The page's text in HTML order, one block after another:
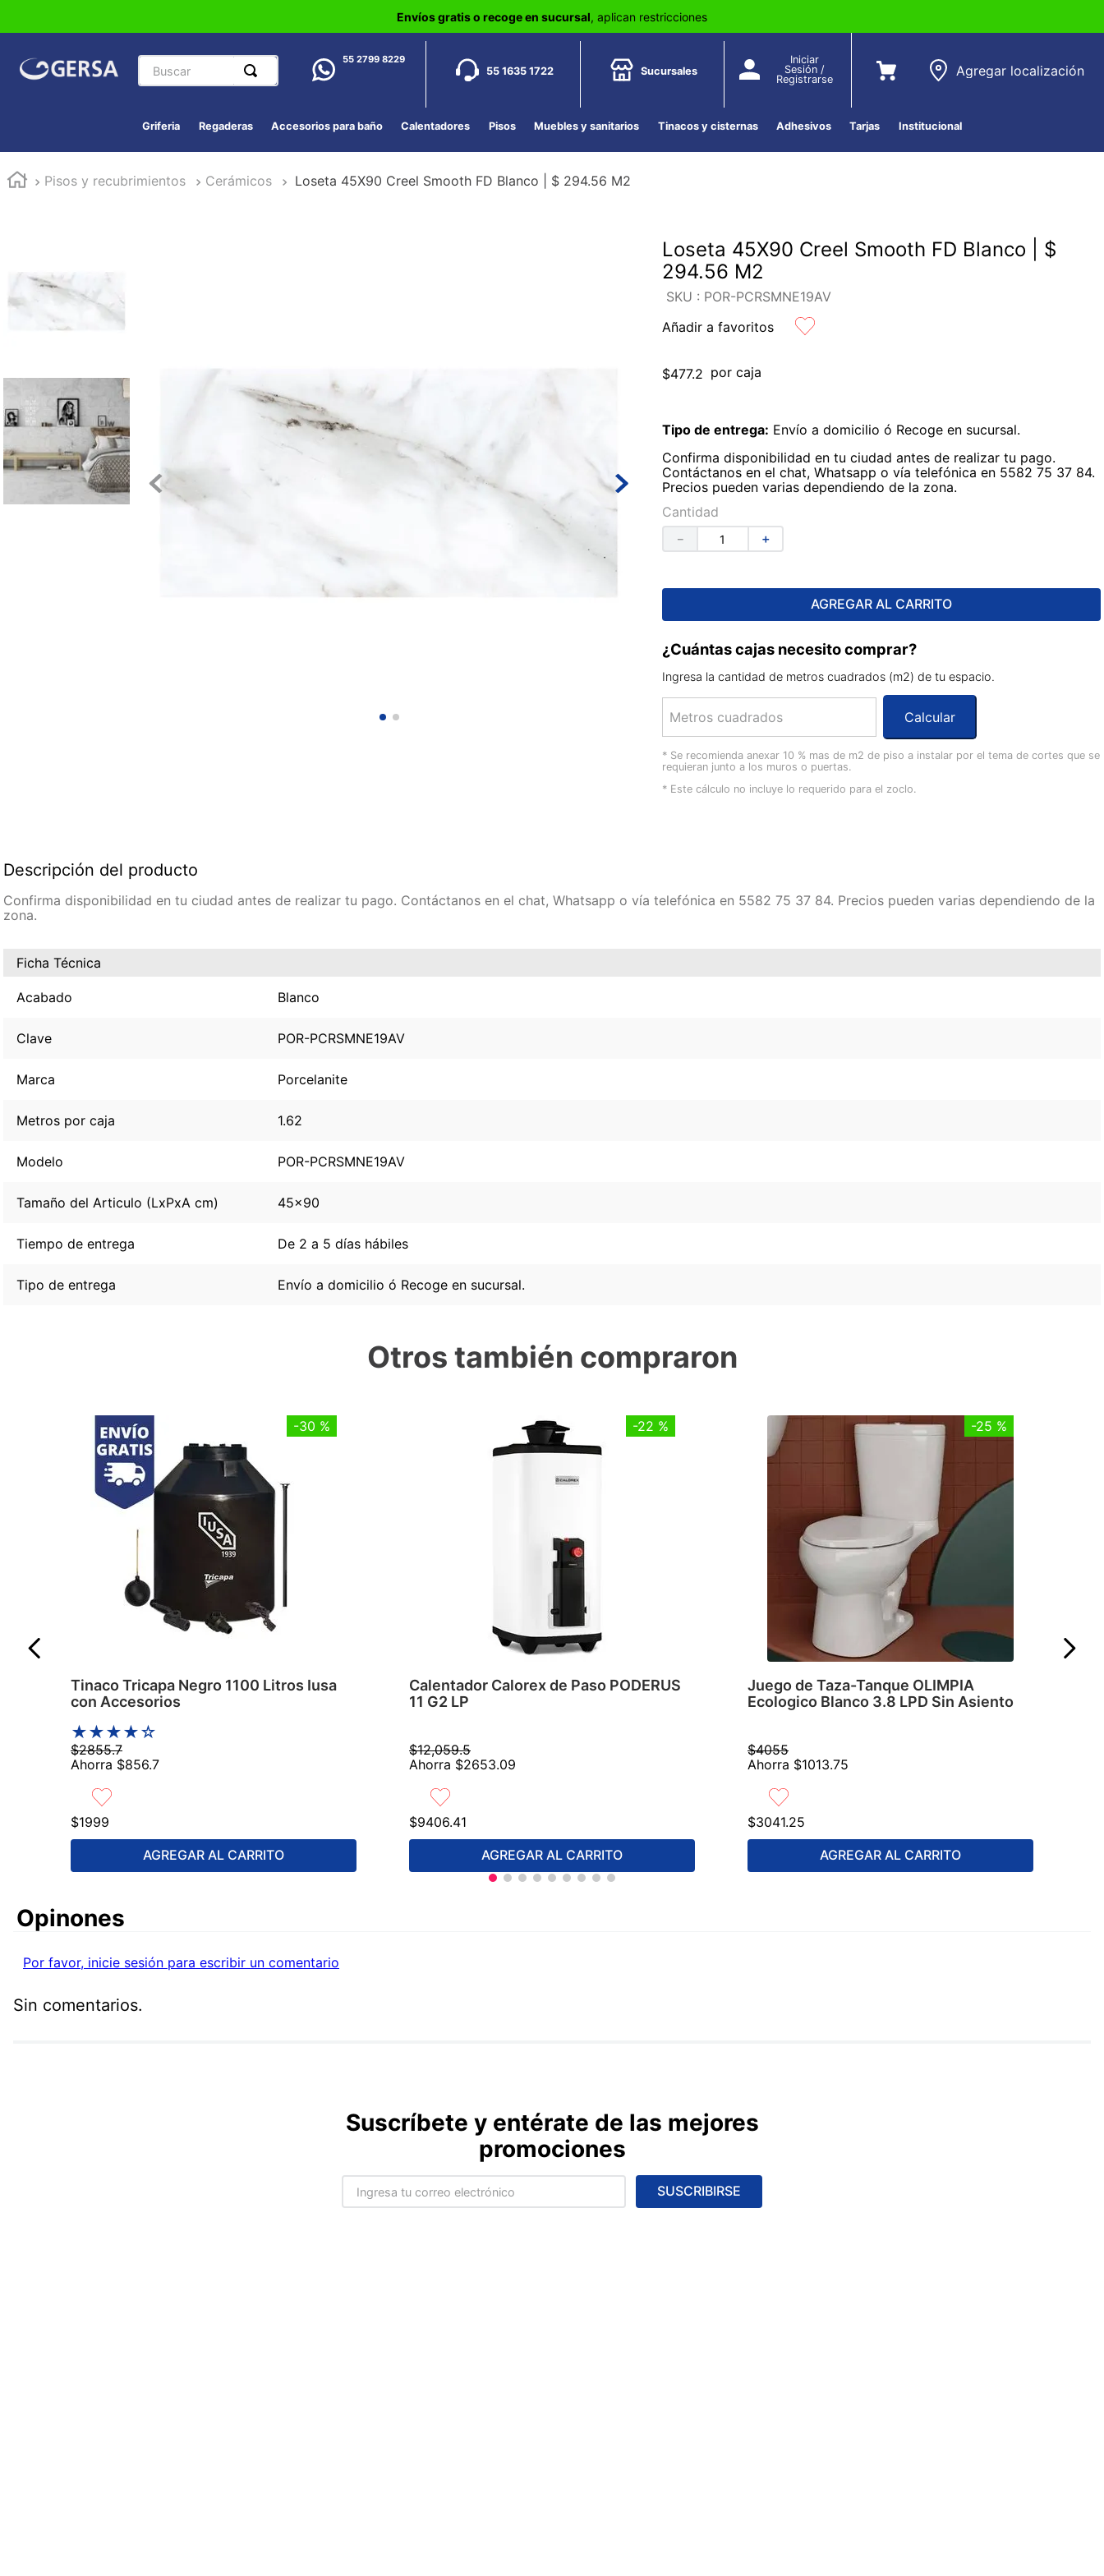
Envíos gratis o recoge en sucursal, aplican restricciones
Buscar 55 2799 8229
55 1635 1722 Sucursales
Iniciar
Sesión /
Registrarse
Agregar localización
Griferia Regaderas Accesorios para baño Calentadores Pisos Muebles y sanitarios Tinacos y cisternas Adhesivos Tarjas Institucional
Pisos y recubrimientos Cerámicos Loseta 45X90 Creel Smooth FD Blanco | $ 294.56 M2
Loseta 45X90 Creel Smooth FD Blanco | $
294.56 M2
: POR-PCRSMNE19AV
Añadir a favoritos
$477.2 por caja
Tipo de entrega: Envío a domicilio ó Recoge en sucursal.
Confirma disponibilidad en tu ciudad antes de realizar tu pago.
Contáctanos en el chat, Whatsapp o vía telefónica en 5582 75 37 84.
Precios pueden varias dependiendo de la zona.
Cantidad
＋
－
AGREGAR AL CARRITO
¿Cuántas cajas necesito comprar?
Ingresa la cantidad de metros cuadrados (m2) de tu espacio.
Calcular
* Se recomienda anexar 10 % mas de m2 de piso a instalar por el tema de cortes que se
requieran junto a los muros o puertas.
* Este cálculo no incluye lo requerido para el zoclo.
Descripción del producto
Confirma disponibilidad en tu ciudad antes de realizar tu pago. Contáctanos en el chat, Whatsapp o vía telefónica en 5582 75 37 84. Precios pueden varias dependiendo de la
zona.
Ficha Técnica
Acabado Blanco
Clave POR-PCRSMNE19AV
Marca Porcelanite
Metros por caja 1.62
Modelo POR-PCRSMNE19AV
Tamaño del Articulo (LxPxA cm) 45x90
Tiempo de entrega De 2 a 5 días hábiles
Tipo de entrega Envío a domicilio ó Recoge en sucursal.
Otros también compraron
-30 %
Tinaco Tricapa Negro 1100 Litros Iusa
con Accesorios
★★★★☆
$2855.7
Ahorra $856.7
$1999
AGREGAR AL CARRITO
-22 %
Calentador Calorex de Paso PODERUS
11 G2 LP
$12,059.5
Ahorra $2653.09
$9406.41
AGREGAR AL CARRITO
-25 %
Juego de Taza-Tanque OLIMPIA
Ecologico Blanco 3.8 LPD Sin Asiento
$4055
Ahorra $1013.75
$3041.25
AGREGAR AL CARRITO
Comentarios
Por favor, inicie sesión para escribir un comentario
Sin comentarios.
Suscríbete y entérate de las mejores
promociones
SUSCRIBIRSE